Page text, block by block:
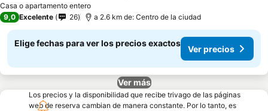
Casa o apartamento entero
9,0 Excelente 26 a 2.6 km de: Centro de la ciudad
Elige fechas para ver los precios exactos
Ver precios
Ver más
Los precios y la disponibilidad que recibe trivago de las páginas
web de reserva cambian de manera constante. Por lo tanto, es